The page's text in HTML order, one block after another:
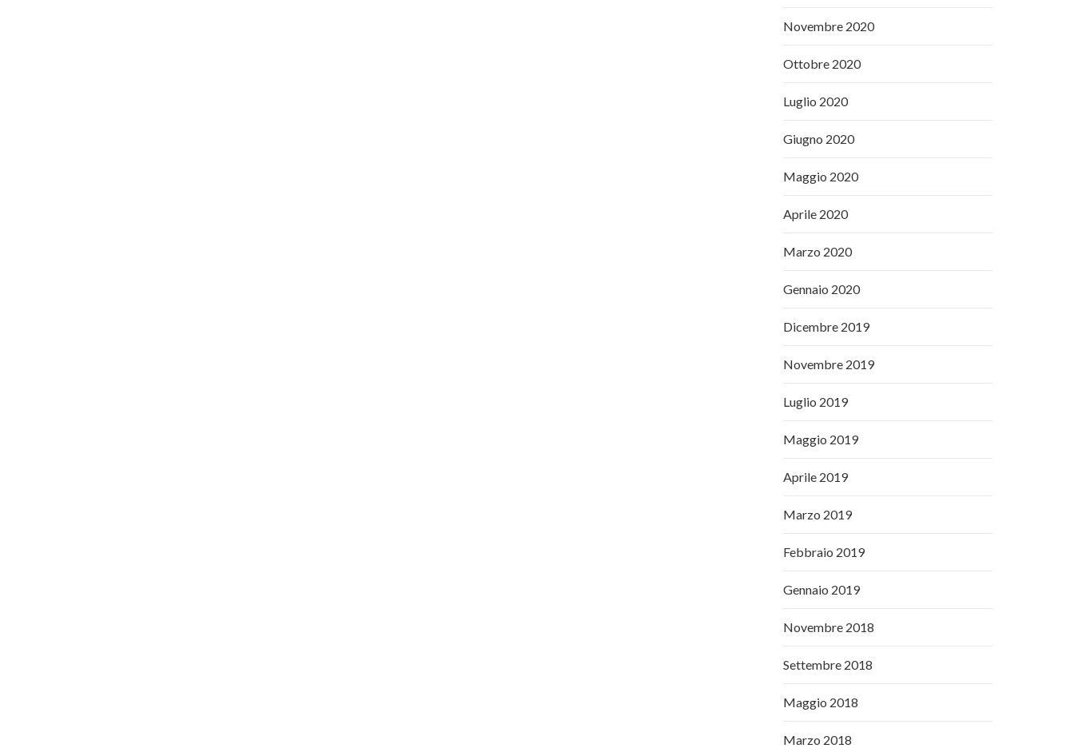
Novembre 2020
Ottobre 2020
Luglio 2020
Giugno 2020
Maggio 2020
Aprile 2020
Marzo 2020
Gennaio 2020
Dicembre 2019
Novembre 2019
Luglio 2019
Maggio 2019
Aprile 2019
Marzo 2019
Febbraio 2019
Gennaio 2019
Novembre 2018
Settembre 2018
Maggio 2018
Marzo 2018